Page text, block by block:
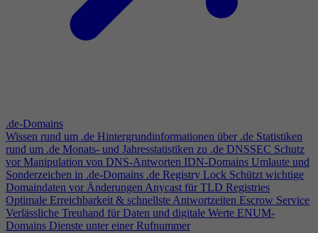
.de-Domains
Wissen rund um .de Hintergrundinformationen über .de Statistiken
rund um .de Monats- und Jahresstatistiken zu .de DNSSEC Schutz
vor Manipulation von DNS-Antworten IDN-Domains Umlaute und
Sonderzeichen in .de-Domains .de Registry Lock Schützt wichtige
Domaindaten vor ÄnderungenAnycast für TLD Registries
Optimale Erreichbarkeit & schnellste Antwortzeiten Escrow Service
Verlässliche Treuhand für Daten und digitale Werte ENUM-
Domains Dienste unter einer Rufnummer